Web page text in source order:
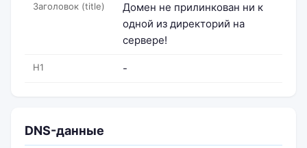
Заголовок (title)
Домен не прилинкован ни к
одной из директорий на
сервере!
H1 -
DNS-данные